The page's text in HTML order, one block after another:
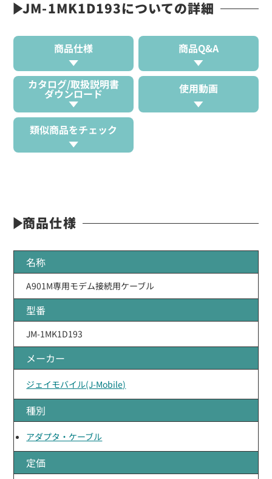
JM-1MK1D193についての詳細
商品仕様 商品Q&A
カタログ/取扱説明書
ダウンロード 使用動画
類似商品をチェック
商品仕様
名称
A901M専用モデム接続用ケーブル
型番
JM-1MK1D193
メーカー
ジェイモバイル(J-Mobile)
種別
アダプタ・ケーブル
定価